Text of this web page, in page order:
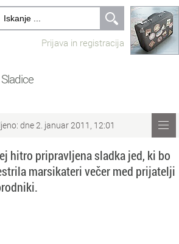
Prijava in registracija
Sladice
dne 2. januar 2011, 12:01
hitro pripravljena sladka jed, ki bo
marsikateri večer med prijatelji